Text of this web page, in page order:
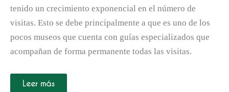
tenido un crecimiento exponencial en el número de
visitas. Esto se debe principalmente a que es uno de los
pocos museos que cuenta con guías especializados que
acompañan de forma permanente todas las visitas.
Leer más